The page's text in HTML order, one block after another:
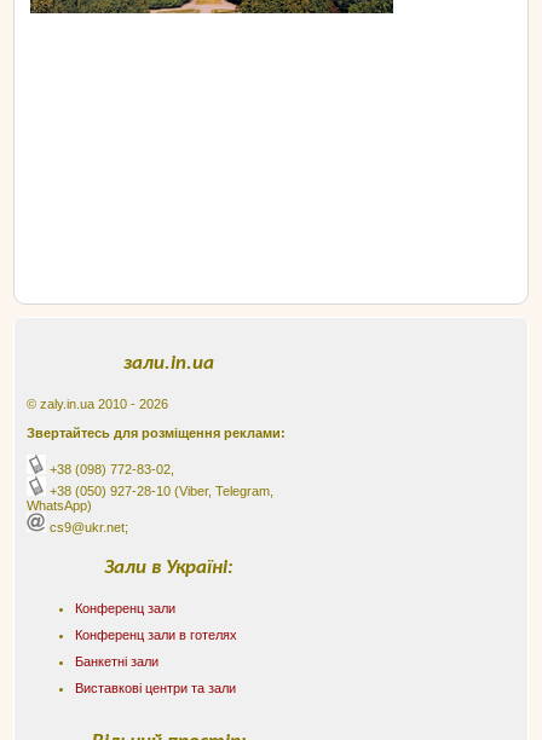
зали.in.ua
© zaly.in.ua 2010 - 2026
Звертайтесь для розміщення реклами:
+38 (098) 772-83-02
+38 (050) 927-28-10 (Viber, Telegram,
WhatsApp)
cs9@ukr.net;
Зали в Україні:
Конференц зали
Конференц зали в готелях
Банкетні зали
Виставкові центри та зали